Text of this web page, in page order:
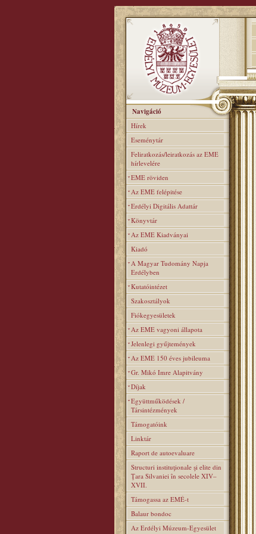
Navigáció
Hírek
Eseménytár
Feliratkozás/leiratkozás az EME
hírlevelére
EME röviden
Az EME felépitése
Erdélyi Digitális Adattár
Könyvtár
Az EME Kiadványai
Kiadó
A Magyar Tudomány Napja
Erdélyben
Kutatóintézet
Szakosztályok
Fiókegyesületek
Az EME vagyoni állapota
Jelenlegi gyűjtemények
Az EME 150 éves jubileuma
Gr. Mikó Imre Alapitvány
Díjak
Együttműködések /
Társintézmények
Támogatóink
Linktár
Raport de autoevaluare
Structuri instituţionale şi elite din
Ţara Silvaniei în secolele XIV–
XVII.
Támogassa az EMÉ-t
Balaur bondoc
Az Erdélyi Múzeum-Egyesület